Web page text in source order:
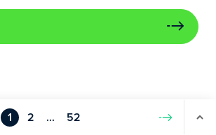
1 2 ... 52 Volgende